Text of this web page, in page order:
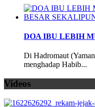
DOA IBU LEBIH
Di Hadromaut
menghadap Habib...
Videos